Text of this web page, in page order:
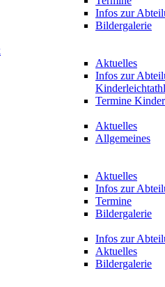
Infos zur
Bildergalerie
Aktuelles
Infos zur
Termine
Aktuelles
Allgemeines
Aktuelles
Infos zur
Termine
Bildergalerie
Infos zur
Aktuelles
Bildergalerie